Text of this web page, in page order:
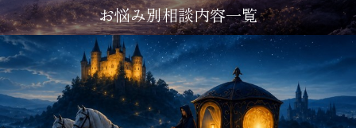
お悩み別相談内容一覧